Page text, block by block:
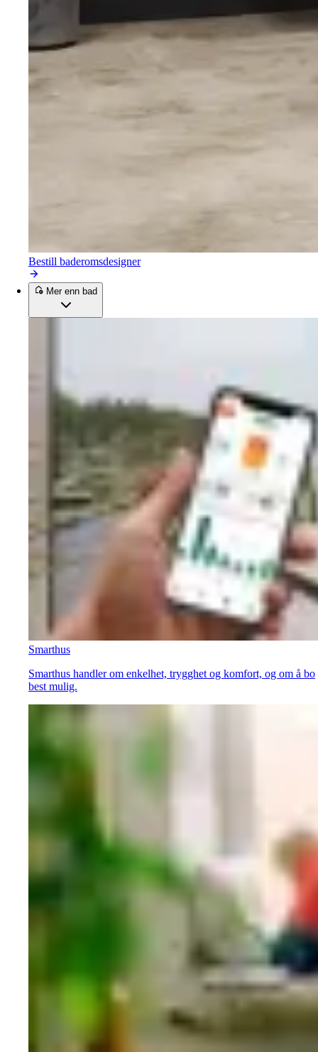
Bestill baderomsdesigner
Mer enn bad
Smarthus
Smarthus handler om enkelhet, trygghet og komfort, og om å bo
best mulig.